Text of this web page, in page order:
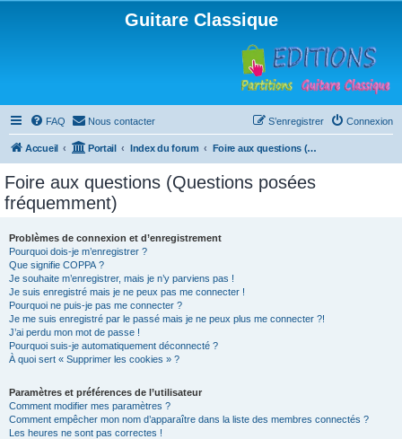
Guitare Classique
FAQ Nous contacter Connexion
S’enregistrer
Accueil Portail Index du forum Foire aux questions (Questions posées fréquemment)
Foire aux questions (Questions posées
fréquemment)
Problèmes de connexion et d’enregistrement
Pourquoi dois-je m’enregistrer ?
Que signifie COPPA ?
Je souhaite m’enregistrer, mais je n’y parviens pas !
Je suis enregistré mais je ne peux pas me connecter !
Pourquoi ne puis-je pas me connecter ?
Je me suis enregistré par le passé mais je ne peux plus me connecter ?!
J’ai perdu mon mot de passe !
Pourquoi suis-je automatiquement déconnecté ?
À quoi sert « Supprimer les cookies » ?
Paramètres et préférences de l’utilisateur
Comment modifier mes paramètres ?
Comment empêcher mon nom d’apparaître dans la liste des membres connectés ?
Les heures ne sont pas correctes !